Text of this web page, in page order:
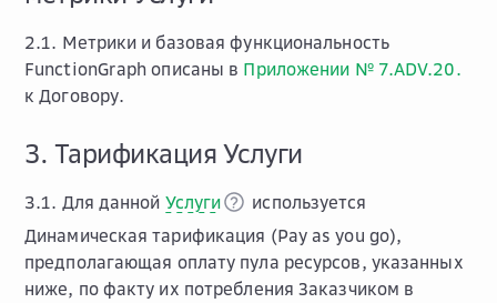
2.1. Метрики и базовая функциональность
FunctionGraph описаны в Приложении № 7.ADV.20.
к Договору.
3. Тарификация Услуги
3.1. Для данной Услуги
используется
Динамическая тарификация (Pay as you go),
предполагающая оплату пула ресурсов, указанных
ниже, по факту их потребления Заказчиком в